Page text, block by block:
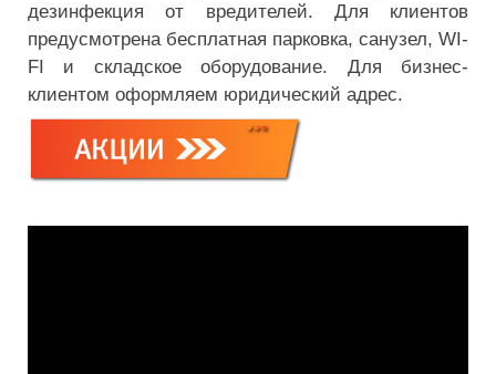
дезинфекция от вредителей. Для клиентов
предусмотрена бесплатная парковка, санузел, WI-
FI и складское оборудование. Для бизнес-
клиентом оформляем юридический адрес.